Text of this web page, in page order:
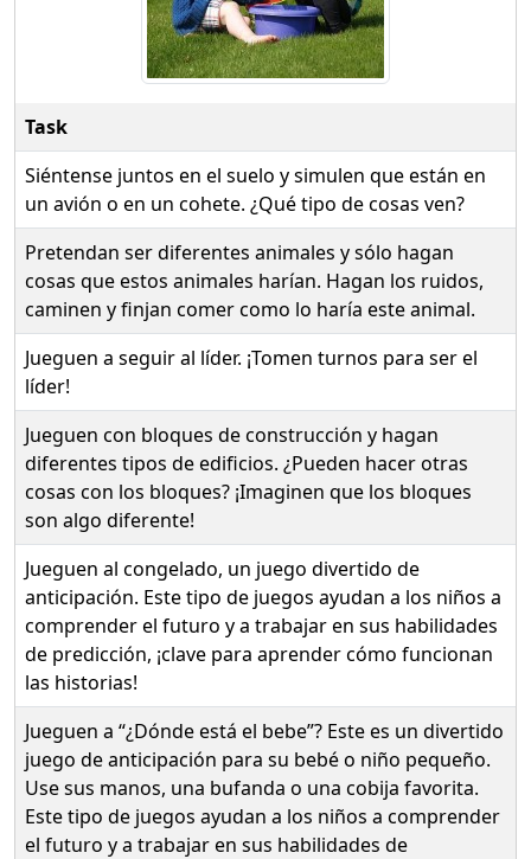
Task
Siéntense juntos en el suelo y simulen que están en
un avión o en un cohete. ¿Qué tipo de cosas ven?
Pretendan ser diferentes animales y sólo hagan
cosas que estos animales harían. Hagan los ruidos,
caminen y finjan comer como lo haría este animal.
Jueguen a seguir al líder. ¡Tomen turnos para ser el
líder!
Jueguen con bloques de construcción y hagan
diferentes tipos de edificios. ¿Pueden hacer otras
cosas con los bloques? ¡Imaginen que los bloques
son algo diferente!
Jueguen al congelado, un juego divertido de
anticipación. Este tipo de juegos ayudan a los niños a
comprender el futuro y a trabajar en sus habilidades
de predicción, ¡clave para aprender cómo funcionan
las historias!
Jueguen a “¿Dónde está el bebe”? Este es un divertido
juego de anticipación para su bebé o niño pequeño.
Use sus manos, una bufanda o una cobija favorita.
Este tipo de juegos ayudan a los niños a comprender
el futuro y a trabajar en sus habilidades de